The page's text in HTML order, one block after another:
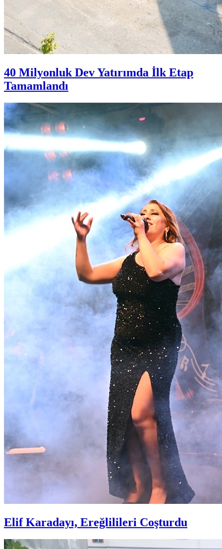
40 Milyonluk Dev Yatırımda İlk Etap
Tamamlandı
Elif Karadayı, Ereğlilileri Coşturdu